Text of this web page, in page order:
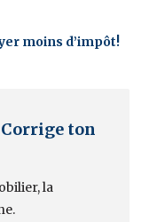
moins d’impôt!
ton
la